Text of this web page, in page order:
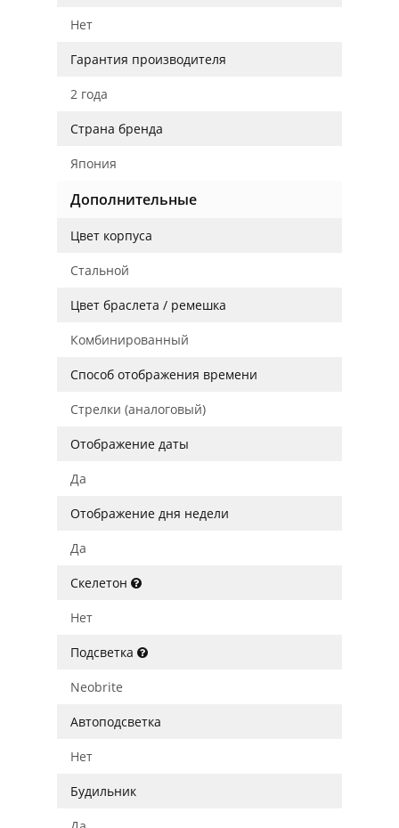
Нет
Гарантия производителя
2 года
Страна бренда
Япония
Дополнительные
Цвет корпуса
Стальной
Цвет браслета / ремешка
Комбинированный
Способ отображения времени
Стрелки (аналоговый)
Отображение даты
Да
Отображение дня недели
Да
Скелетон
Нет
Подсветка
Neobrite
Автоподсветка
Нет
Будильник